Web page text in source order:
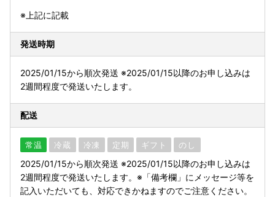
※上記に記載
発送時期
2025/01/15から順次発送 ※2025/01/15以降のお申し込みは
2週間程度で発送いたします。
配送
常温 冷蔵 冷凍 定期 ギフト のし
2025/01/15から順次発送 ※2025/01/15以降のお申し込みは
2週間程度で発送いたします。※「備考欄」にメッセージ等を
記入いただいても、対応できかねますのでご注意ください。